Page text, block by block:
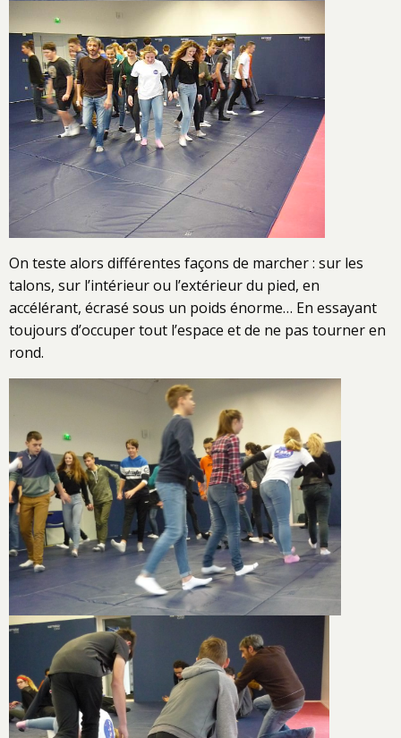
On teste alors différentes façons de marcher : sur les
talons, sur l’intérieur ou l’extérieur du pied, en
accélérant, écrasé sous un poids énorme… En essayant
toujours d’occuper tout l’espace et de ne pas tourner en
rond.